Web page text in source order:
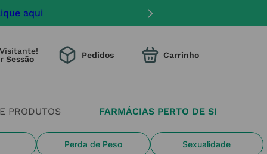
aqui
PRODUTOS FARMÁCIAS PERTO DE SI
Perda de Peso Sexualidade
Pedidos